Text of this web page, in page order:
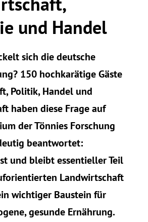
und Handel
sich die deutsche
150 hochkarätige Gäste
Politik, Handel und
haben diese Frage auf
der Tönnies Forschung
beantwortet:
und bleibt essentieller Teil
Landwirtschaft
wichtiger Baustein für
gesunde Ernährung.